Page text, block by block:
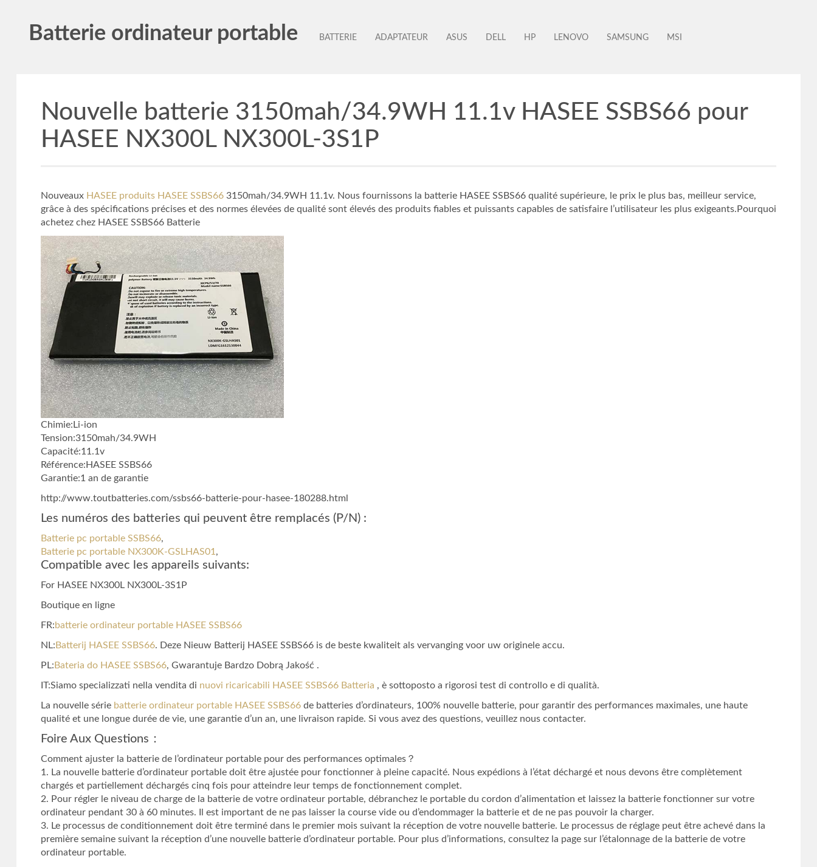
Batterie ordinateur portable BATTERIE ADAPTATEUR ASUS DELL HP LENOVO SAMSUNG MSI
Nouvelle batterie 3150mah/34.9WH 11.1v HASEE SSBS66 pour
HASEE NX300L NX300L-3S1P
Nouveaux HASEE produits HASEE SSBS663150mah/34.9WH 11.1v. Nous fournissons la batterie HASEE SSBS66 qualité supérieure, le prix le plus bas, meilleur service,
grâce à des spécifications précises et des normes élevées de qualité sont élevés des produits fiables et puissants capables de satisfaire l’utilisateur les plus exigeants.Pourquoi
achetez chez HASEE SSBS66 Batterie
Chimie:Li-ion
Tension:3150mah/34.9WH
Capacité:11.1v
Référence:HASEE SSBS66
Garantie:1 an de garantie
http://www.toutbatteries.com/ssbs66-batterie-pour-hasee-180288.html
Les numéros des batteries qui peuvent être remplacés (P/N) :
Batterie pc portable SSBS66,
Batterie pc portable NX300K-GSLHAS01 ,
Compatible avec les appareils suivants:
For HASEE NX300L NX300L-3S1P
Boutique en ligne
FR:batterie ordinateur portable HASEE SSBS66
NL: Batterij HASEE SSBS66. Deze Nieuw Batterij HASEE SSBS66 is de beste kwaliteit als vervanging voor uw originele accu.
PL: Bateria do HASEE SSBS66, Gwarantuje Bardzo Dobrą Jakość .
IT:Siamo specializzati nella vendita di nuovi ricaricabili HASEE SSBS66 Batteria , è sottoposto a rigorosi test di controllo e di qualità.
La nouvelle série batterie ordinateur portable HASEE SSBS66de batteries d’ordinateurs, 100% nouvelle batterie, pour garantir des performances maximales, une haute
qualité et une longue durée de vie, une garantie d’un an, une livraison rapide. Si vous avez des questions, veuillez nous contacter.
Foire Aux Questions：
Comment ajuster la batterie de l’ordinateur portable pour des performances optimales？
1. La nouvelle batterie d’ordinateur portable doit être ajustée pour fonctionner à pleine capacité. Nous expédions à l’état déchargé et nous devons être complètement
chargés et partiellement déchargés cinq fois pour atteindre leur temps de fonctionnement complet.
2. Pour régler le niveau de charge de la batterie de votre ordinateur portable, débranchez le portable du cordon d’alimentation et laissez la batterie fonctionner sur votre
ordinateur pendant 30 à 60 minutes. Il est important de ne pas laisser la course vide ou d’endommager la batterie et de ne pas pouvoir la charger.
3. Le processus de conditionnement doit être terminé dans le premier mois suivant la réception de votre nouvelle batterie. Le processus de réglage peut être achevé dans la
première semaine suivant la réception d’une nouvelle batterie d’ordinateur portable. Pour plus d’informations, consultez la page sur l’étalonnage de la batterie de votre
ordinateur portable.